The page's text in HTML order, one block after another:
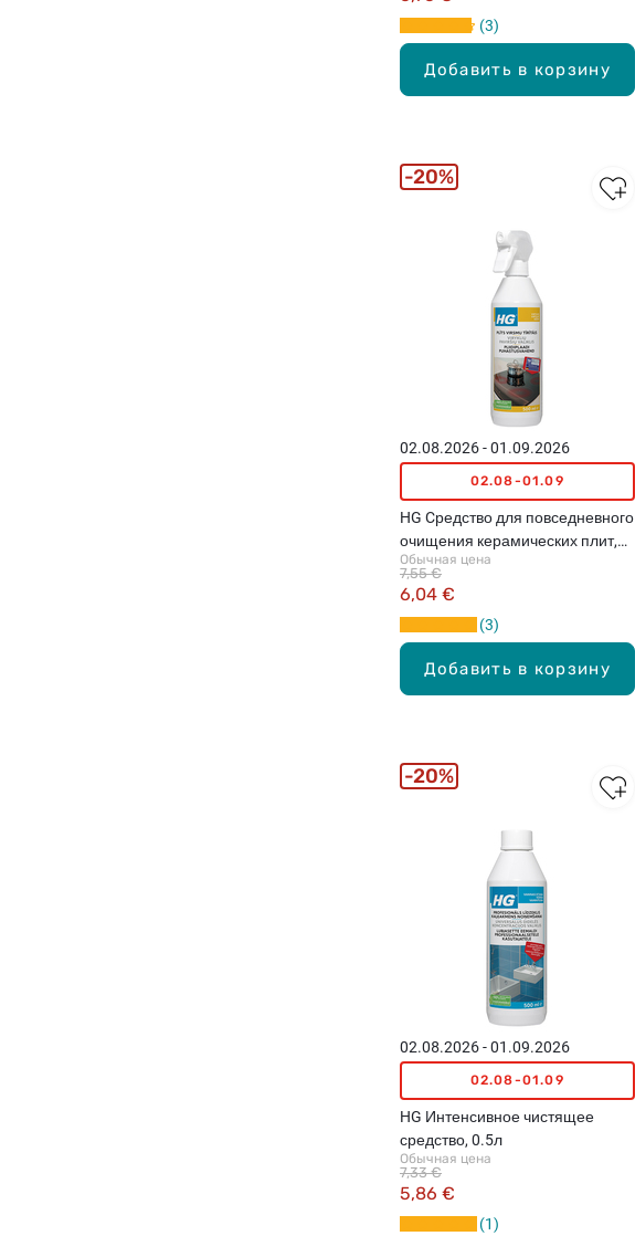
Добавить в корзину
3
Добавить в корзину
02.08.2026 - 01.09.2026
02.08-01.09
HG Cредство для повседневного
очищения керамических плит,
0.5л
Обычная цена
6,04 €
7,55 €
3
20%
02.08.2026 - 01.09.2026
02.08-01.09
HG Интенсивное чистящее
средство, 0.5л
Обычная цена
5,86 €
7,33 €
1
20%